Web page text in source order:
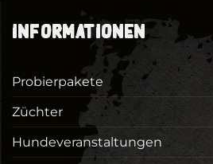
INFORMATIONEN
Probierpakete
Züchter
Hundeveranstaltungen